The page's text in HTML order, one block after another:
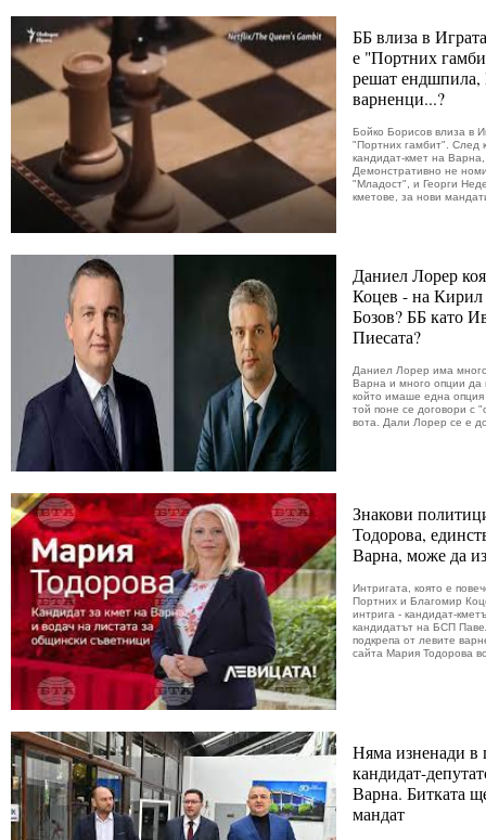
ББ влиза в
е "Портних
решат
варненци...?
Бойко Борисов влиза в
"Портних гамбит". След
кандидат-кмет на
Демонстративно не
"Младост", и Георги
кметове, за нови
Даниел Лорер
Коцев - на
Бозов? ББ като
Пиесата?
Даниел Лорер има много
Варна и много опции да
който имаше една опция
той поне се договори с
вота. Дали Лорер се е
Знакови
Тодорова,
Варна, може да
Интригата, която е
Портних и Благомир
интрига - кандидат-
кандидатът на БСП
подкрепа от левите
сайта Мария Тодорова
Няма изненади в
кандидат-
Варна. Битката
мандат